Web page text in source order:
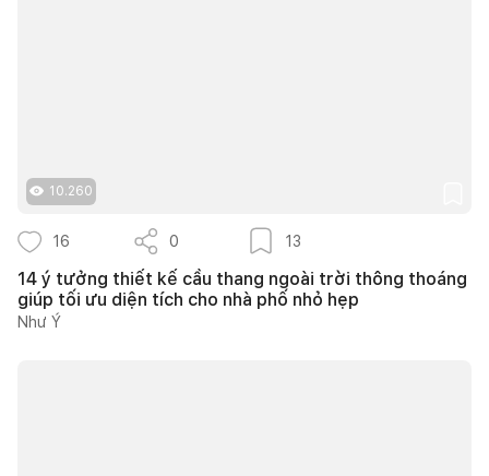
10.260
16 0 13
14 ý tưởng thiết kế cầu thang ngoài trời thông thoáng
giúp tối ưu diện tích cho nhà phố nhỏ hẹp
Như Ý